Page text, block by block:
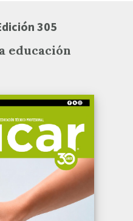
305
educación